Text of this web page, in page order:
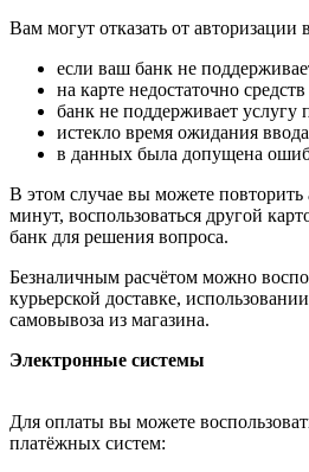
Вам могут отказать от авторизации
если ваш банк не
на карте недостаточно
банк не поддерживает услугу
истекло время ожидания
в данных была допущена
В этом случае вы можете повторить
минут, воспользоваться другой
банк для решения вопроса.
Безналичным расчётом можно
курьерской доставке,
самовывоза из магазина.
Электронные системы
Для оплаты вы можете
платёжных систем: